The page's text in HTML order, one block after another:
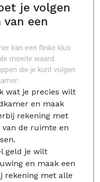
je volgen
een
kan een flinke klus
moeite waard.
die je kunt volgen
wat je precies wilt
en maak
rekening met
van de ruimte en
geld je wilt
en maak een
rekening met alle